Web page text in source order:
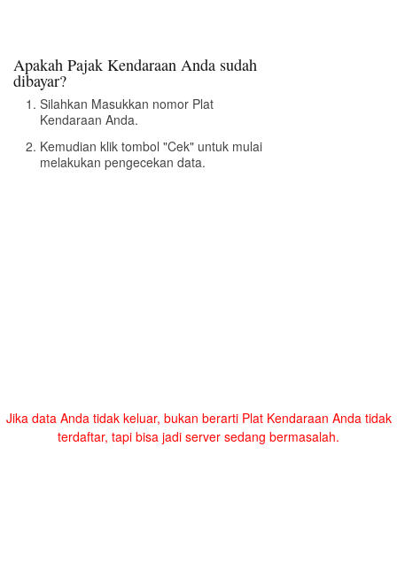
Apakah Pajak Kendaraan Anda sudah
dibayar?
Silahkan Masukkan nomor Plat
Kendaraan Anda.
Kemudian klik tombol "Cek" untuk mulai
melakukan pengecekan data.
Jika data Anda tidak keluar, bukan berarti Plat Kendaraan Anda tidak
terdaftar, tapi bisa jadi server sedang bermasalah.